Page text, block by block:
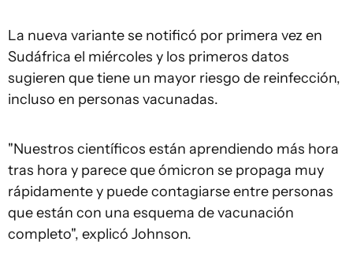
La nueva variante se notificó por primera vez en
Sudáfrica el miércoles y los primeros datos
sugieren que tiene un mayor riesgo de reinfección,
incluso en personas vacunadas.
"Nuestros científicos están aprendiendo más hora
tras hora y parece que ómicron se propaga muy
rápidamente y puede contagiarse entre personas
que están con una esquema de vacunación
completo", explicó Johnson.